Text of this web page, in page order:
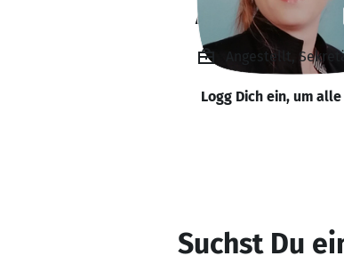
Anja Nixdorf
Angestellt,
Logg Dich ein, um
Suchst Du